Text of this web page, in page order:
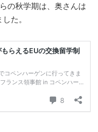
TRAVEL– 旅行
の秋学期は、奥さんは
た。